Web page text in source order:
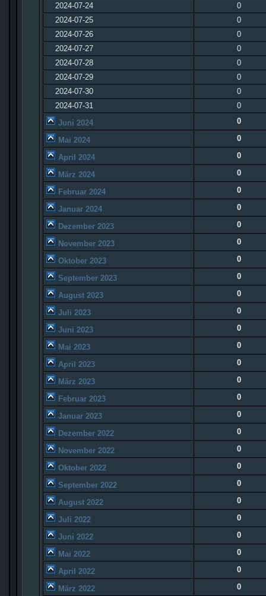
2024-07-24
0
2024-07-25
0
2024-07-26
0
2024-07-27
0
2024-07-28
0
2024-07-29
0
2024-07-30
0
2024-07-31
0
Juni 2024
0
Mai 2024 0
April 2024 0
März 2024 0
Februar 2024 0
Januar 2024 0
Dezember 2023 0
November 2023 0
Oktober 2023 0
September 2023 0
August 2023 0
Juli 2023 0
Juni 2023 0
Mai 2023 0
April 2023 0
März 2023 0
Februar 2023 0
Januar 2023 0
Dezember 2022 0
November 2022 0
Oktober 2022 0
September 2022 0
August 2022 0
Juli 2022 0
Juni 2022 0
Mai 2022 0
April 2022 0
März 2022 0